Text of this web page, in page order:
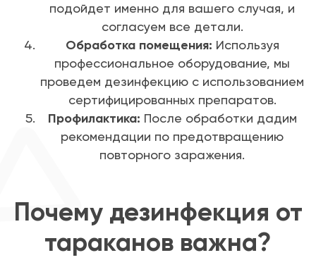
подойдет именно для вашего случая, и
согласуем все детали.
Обработка помещения: Используя
профессиональное оборудование, мы
проведем дезинфекцию с использованием
сертифицированных препаратов.
Профилактика: После обработки дадим
рекомендации по предотвращению
повторного заражения.
Почему дезинфекция от
тараканов важна?